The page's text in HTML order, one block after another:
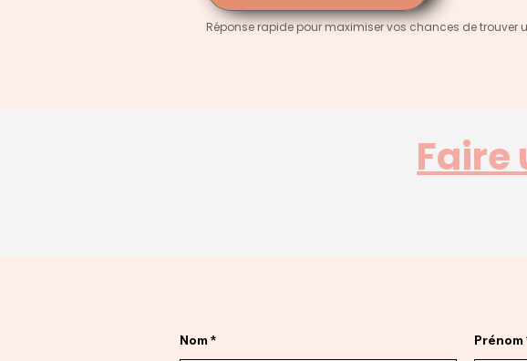
Réponse rapide pour maximiser vos chances de trouver
Faire
Nom Prénom